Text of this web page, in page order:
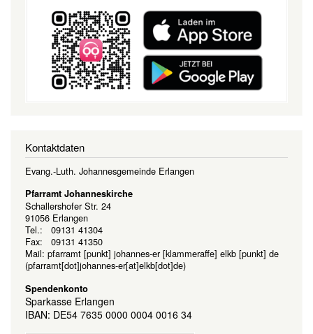
Kontaktdaten
Evang.-Luth. Johannesgemeinde Erlangen
Pfarramt Johanneskirche
Schallershofer Str. 24
91056 Erlangen
Tel.: 09131 41304
Fax: 09131 41350
Mail: pfarramt [punkt] johannes-er [klammeraffe] elkb [punkt] de
(pfarramt[dot]johannes-er[at]elkb[dot]de)
Spendenkonto
Sparkasse Erlangen
IBAN: DE54 7635 0000 0004 0016 34